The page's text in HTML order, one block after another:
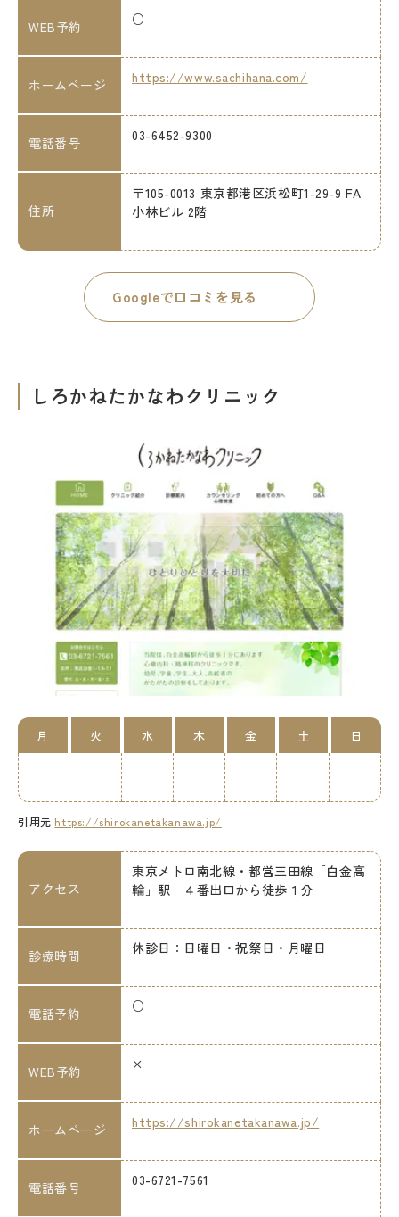
WEB予約 ○
ホームページ https://www.sachihana.com/
電話番号 03-6452-9300
住所
〒105-0013 東京都港区浜松町1-29-9 FA
小林ビル 2階
Googleで口コミを見る
しろかねたかなわクリニック
月 火 水 木 金 土 日
引用元:https://shirokanetakanawa.jp/
アクセス
東京メトロ南北線・都営三田線「白金高
輪」駅 ４番出口から徒歩１分
診療時間 休診日：日曜日・祝祭日・月曜日
電話予約 ○
WEB予約 ×
ホームページ https://shirokanetakanawa.jp/
電話番号 03-6721-7561